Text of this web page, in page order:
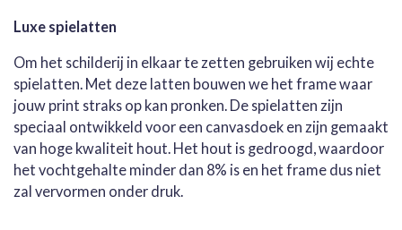
Luxe spielatten
Om het schilderij in elkaar te zetten gebruiken wij echte
spielatten. Met deze latten bouwen we het frame waar
jouw print straks op kan pronken. De spielatten zijn
speciaal ontwikkeld voor een canvasdoek en zijn gemaakt
van hoge kwaliteit hout. Het hout is gedroogd, waardoor
het vochtgehalte minder dan 8% is en het frame dus niet
zal vervormen onder druk.